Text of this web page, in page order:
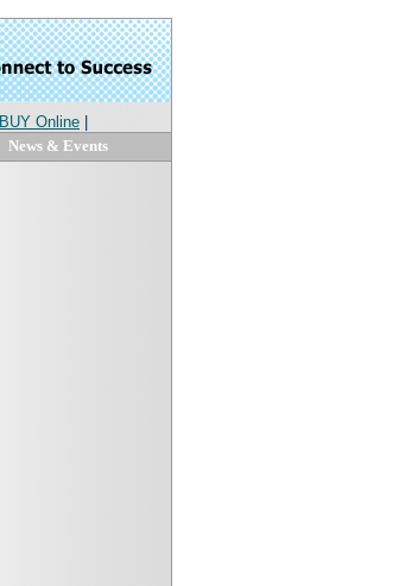
BUY Online
News & Events